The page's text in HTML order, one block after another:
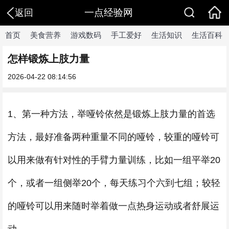
返回 一点经验网
首页 美食营养 游戏数码 手工爱好 生活知识 生活百科
怎样锻炼上肢力量
2026-04-22 08:14:56
1、第一种方法，举哑铃依然是锻炼上肢力量的首选
方法，最好准备两种重量不同的哑铃，较重的哑铃可
以用来做有针对性的手臂力量训练，比如一组平举20
个，或者一组侧举20个，每天练习个六到七组；较轻
的哑铃可以用来随时举着做一点热身运动或者舒展运